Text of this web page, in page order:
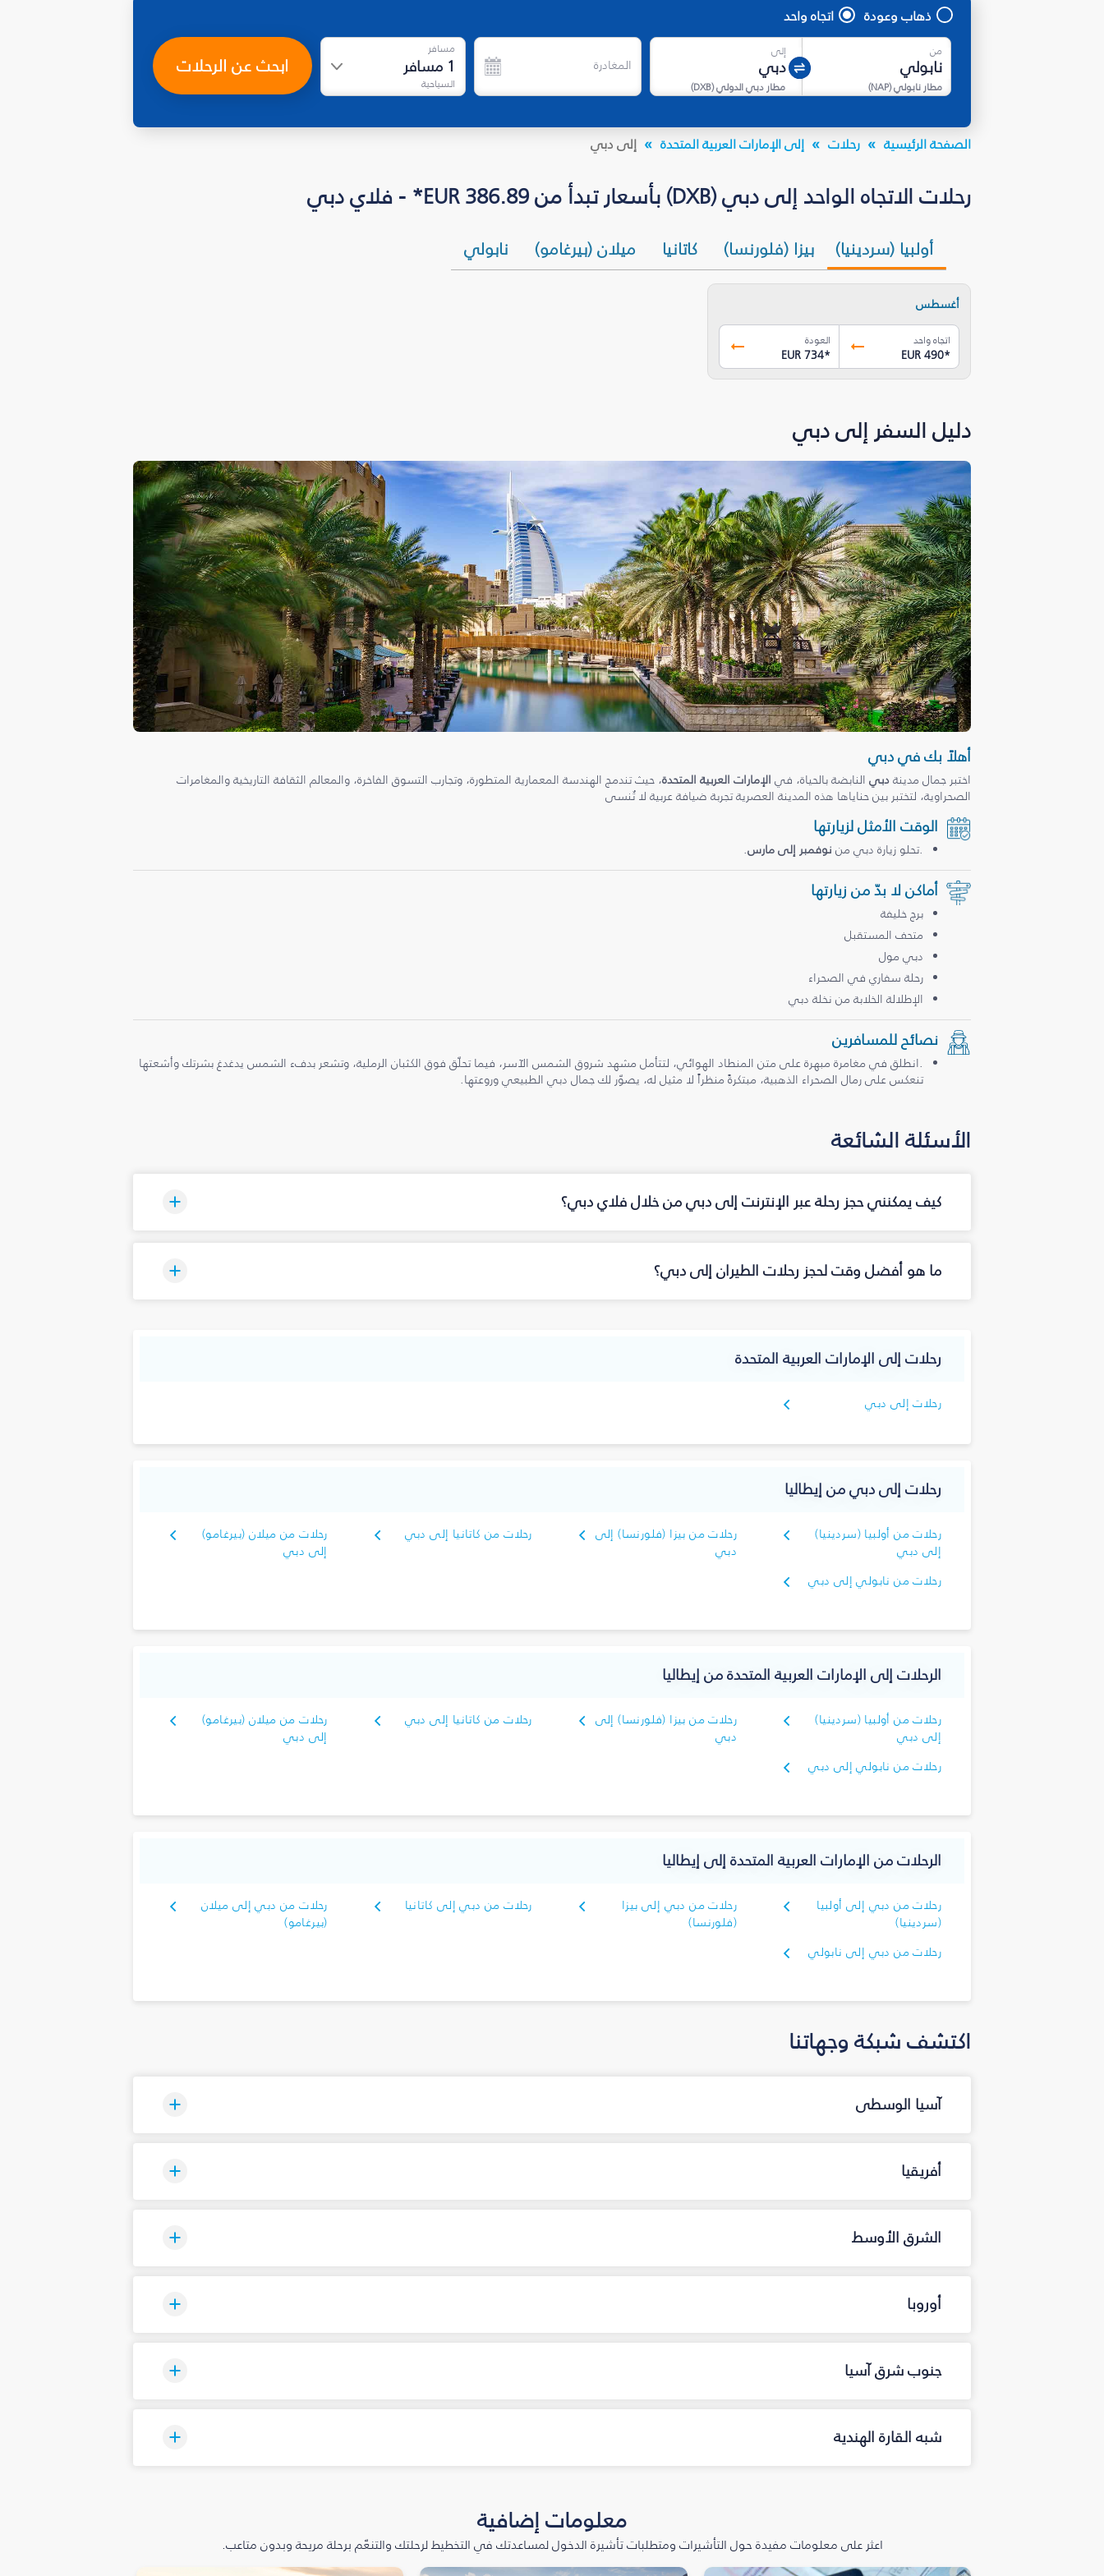
ذهاب وعودة اتجاه واحد
من
مطار نابولي(
NAP
)
إلى
مطار دبي الدولي(
DXB
)
المغادرة
مسافر
1 مسافر
السياحية
ابحث عن الرحلات
الصفحة الرئيسية رحلات إلى الإمارات العربية المتحدة إلى دبي
رحلات الاتجاه الواحد إلى دبي (DXB) بأسعار تبدأ من EUR 386.89* - فلاي دبي
أولبيا (سردينيا) بيزا (فلورنسا) كاتانيا ميلان (بيرغامو) نابولي
أغسطس
اتجاه واحد
EUR 490*
العودة
EUR 734*
دليل السفر إلى دبي
أهلاً بك في دبي
اختبر جمال مدينةدبي النابضة بالحياة، في الإمارات العربية المتحدة، حيث تندمج الهندسة المعمارية المتطورة، وتجارب التسوق الفاخرة، والمعالم الثقافة التاريخية والمغامرات
الصحراوية، لتختبر بين حناياها هذه المدينة العصرية تجربة ضيافة عربية لا تُنسى
الوقت الأمثل لزيارتها
.تحلو زيارة دبي من نوفمبر إلى مارس.
أماكن لا بدّ من زيارتها
برج خليفة
متحف المستقبل
دبي مول
رحلة سفاري في الصحراء
الإطلالة الخلابة من نخلة دبي
نصائح للمسافرين
.انطلق في مغامرة مبهرة على متن المنطاد الهوائي، لتتأمل مشهد شروق الشمس الآسر، فيما تحلّق فوق الكثبان الرملية، وتشعر بدفء الشمس يدغدغ بشرتك وأشعتها
تنعكس على رمال الصحراء الذهبية، مبتكرةً منظراً لا مثيل له، يصوّر لك جمال دبي الطبيعي وروعتها.
الأسئلة الشائعة
كيف يمكنني حجز رحلة عبر الإنترنت إلى دبي من خلال فلاي دبي؟
ما هو أفضل وقت لحجز رحلات الطيران إلى دبي؟
رحلات إلى الإمارات العربية المتحدة
رحلات إلى دبي
رحلات إلى دبي من إيطاليا
رحلات من أولبيا (سردينيا)
إلى دبي
رحلات من بيزا (فلورنسا) إلى
دبي
رحلات من كاتانيا إلى دبي
رحلات من ميلان (بيرغامو)
إلى دبي
رحلات من نابولي إلى دبي
الرحلات إلى الإمارات العربية المتحدة من إيطاليا
رحلات من أولبيا (سردينيا)
إلى دبي
رحلات من بيزا (فلورنسا) إلى
دبي
رحلات من كاتانيا إلى دبي
رحلات من ميلان (بيرغامو)
إلى دبي
رحلات من نابولي إلى دبي
الرحلات من الإمارات العربية المتحدة إلى إيطاليا
رحلات من دبي إلى أولبيا
(سردينيا)
رحلات من دبي إلى بيزا
(فلورنسا)
رحلات من دبي إلى كاتانيا
رحلات من دبي إلى ميلان
(بيرغامو)
رحلات من دبي إلى نابولي
اكتشف شبكة وجهاتنا
آسيا الوسطى
أفريقيا
الشرق الأوسط
أوروبا
جنوب شرق آسيا
شبه القارة الهندية
معلومات إضافية
اعثر على معلومات مفيدة حول التأشيرات ومتطلبات تأشيرة الدخول لمساعدتك في التخطيط لرحلتك والتنعّم برحلة مريحة وبدون متاعب.